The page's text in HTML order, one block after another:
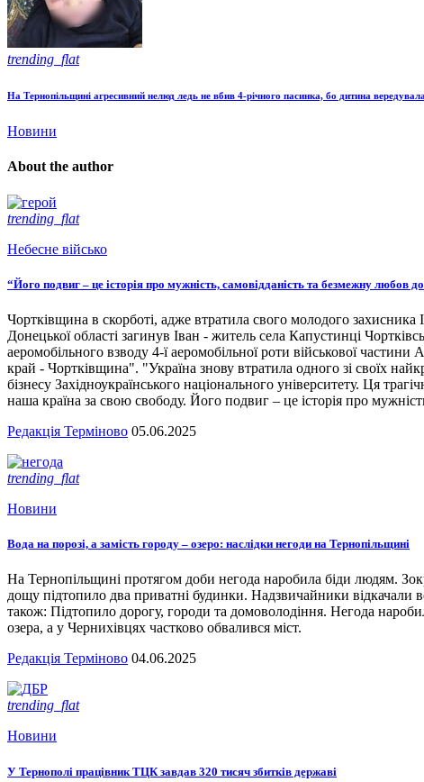
trending_flat
На Тернопільщині агресивний нелюд ледь не вбив 4-річного пасинка, бо дитина
Новини
About the author
trending_flat
Небесне військо
“Його подвиг – це історія про мужність, самовідданість та безмежну любов
Чортківщина в скорботі, адже втратила свого молодого
Донецької області загинув Іван - житель села Капустинці
аеромобільного взводу 4-ї аеромобільної роти військової
край - Чортківщина". "Україна знову втратила одного зі своїх
бізнесу Західноукраїнського національного університету. Ця
наша країна за свою свободу. Його подвиг – це історія про
Редакція Терміново 05.06.2025
trending_flat
Новини
Вода на порозі, а замість городу – озеро: наслідки негоди на Тернопільщині
На Тернопільщині протягом доби негода наробила біди людям.
дощу підтопило два приватні будинки. Надзвичайники
також: Підтопило дорогу, городи та домоволодіння. Негода
озера, а у Чернихівцях частково обвалився міст.
Редакція Терміново 04.06.2025
trending_flat
Новини
У Тернополі працівник ТЦК завдав 320 тисяч збитків державі